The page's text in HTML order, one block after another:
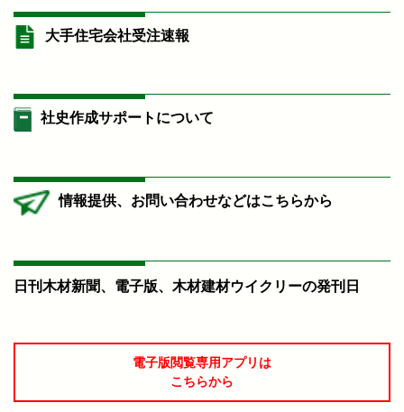
大手住宅会社受注速報
社史作成サポートについて
情報提供、お問い合わせなどはこちらから
日刊木材新聞、電子版、木材建材ウイクリーの発刊日
電子版閲覧専用アプリは
こちらから